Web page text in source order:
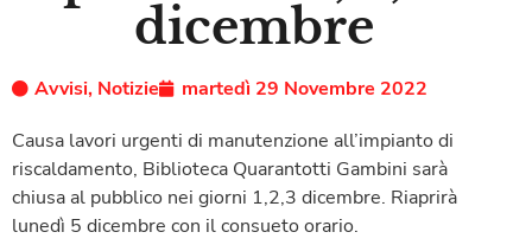
dicembre
Avvisi, Notizie
martedì 29 Novembre 2022
Causa lavori urgenti di manutenzione all’impianto di
riscaldamento, Biblioteca Quarantotti Gambini sarà
chiusa al pubblico nei giorni 1,2,3 dicembre. Riaprirà
lunedì 5 dicembre con il consueto orario.